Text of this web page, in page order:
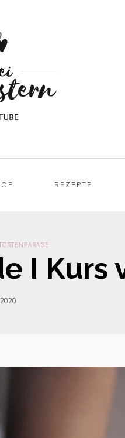
REZEPTE
I Kurs